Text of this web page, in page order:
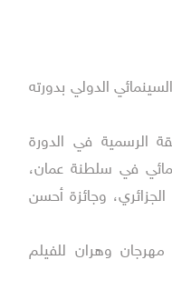
الدولي بدورته
الرسمية في الدورة
في سلطنة عمان،
وجائزة أحسن
وهران للفيلم